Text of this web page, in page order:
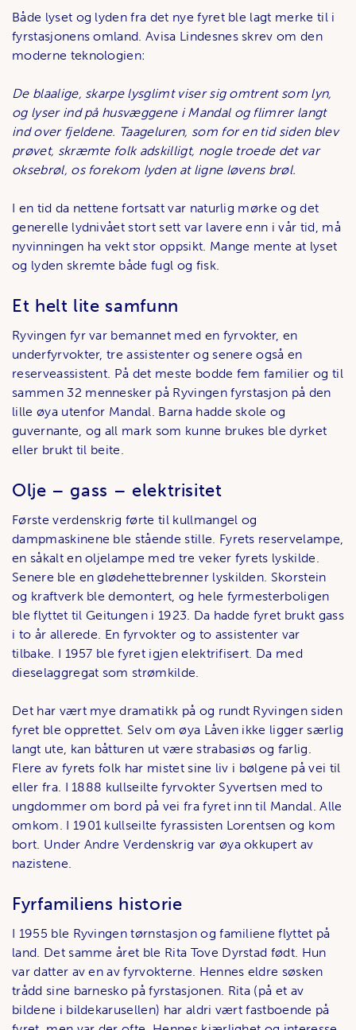
Både lyset og lyden fra det nye fyret ble lagt merke til i
fyrstasjonens omland. Avisa Lindesnes skrev om den
moderne teknologien:
De blaalige, skarpe lysglimt viser sig omtrent som lyn,
og lyser ind på husvæggene i Mandal og flimrer langt
ind over fjeldene. Taageluren, som for en tid siden blev
prøvet, skræmte folk adskilligt, nogle troede det var
oksebrøl, os forekom lyden at ligne løvens brøl.
I en tid da nettene fortsatt var naturlig mørke og det
generelle lydnivået stort sett var lavere enn i vår tid, må
nyvinningen ha vekt stor oppsikt. Mange mente at lyset
og lyden skremte både fugl og fisk.
Et helt lite samfunn
Ryvingen fyr var bemannet med en fyrvokter, en
underfyrvokter, tre assistenter og senere også en
reserveassistent. På det meste bodde fem familier og til
sammen 32 mennesker på Ryvingen fyrstasjon på den
lille øya utenfor Mandal. Barna hadde skole og
guvernante, og all mark som kunne brukes ble dyrket
eller brukt til beite.
Olje – gass – elektrisitet
Første verdenskrig førte til kullmangel og
dampmaskinene ble stående stille. Fyrets reservelampe,
en såkalt en oljelampe med tre veker fyrets lyskilde.
Senere ble en glødehettebrenner lyskilden. Skorstein
og kraftverk ble demontert, og hele fyrmesterboligen
ble flyttet til Geitungen i 1923. Da hadde fyret brukt gass
i to år allerede. En fyrvokter og to assistenter var
tilbake. I 1957 ble fyret igjen elektrifisert. Da med
dieselaggregat som strømkilde.
Det har vært mye dramatikk på og rundt Ryvingen siden
fyret ble opprettet. Selv om øya Låven ikke ligger særlig
langt ute, kan båtturen ut være strabasiøs og farlig.
Flere av fyrets folk har mistet sine liv i bølgene på vei til
eller fra. I 1888 kullseilte fyrvokter Syvertsen med to
ungdommer om bord på vei fra fyret inn til Mandal. Alle
omkom. I 1901 kullseilte fyrassisten Lorentsen og kom
bort. Under Andre Verdenskrig var øya okkupert av
nazistene.
Fyrfamiliens historie
I 1955 ble Ryvingen tørnstasjon og familiene flyttet på
land. Det samme året ble Rita Tove Dyrstad født. Hun
var datter av en av fyrvokterne. Hennes eldre søsken
trådd sine barnesko på fyrstasjonen. Rita (på et av
bildene i bildekarusellen) har aldri vært fastboende på